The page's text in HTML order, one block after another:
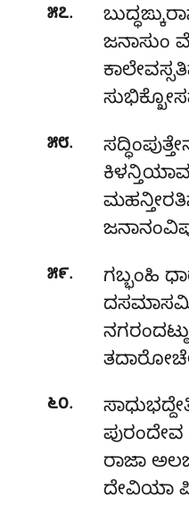
೫೭.
ಜನಾಸುಂ
೫೮.
೫೯.
ಗಬ್ಭಂಹಿ
೬೦.
ರಾಜಾ
ದೇವಿಯಾ